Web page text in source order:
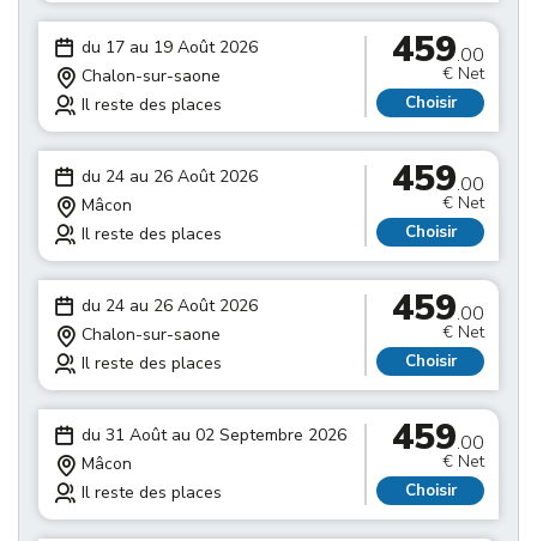
du 17 au 19 Août 2026
Chalon-sur-saone
Il reste des places
459.00
€ Net
Choisir
du 24 au 26 Août 2026
Mâcon
Il reste des places
459.00
€ Net
Choisir
du 24 au 26 Août 2026
Chalon-sur-saone
Il reste des places
459.00
€ Net
Choisir
du 31 Août au 02 Septembre 2026
Mâcon
Il reste des places
459.00
€ Net
Choisir